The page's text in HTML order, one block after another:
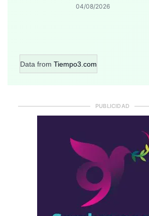
04/08/2026
Data from Tiempo3.com
PUBLICIDAD